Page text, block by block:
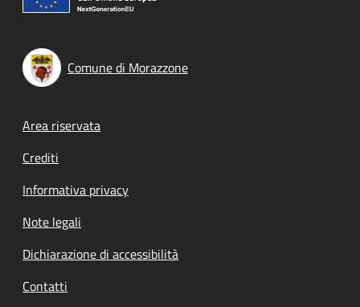
Comune di Morazzone
Footer menu
Area riservata
Crediti
Informativa privacy
Note legali
Dichiarazione di accessibilità
Contatti